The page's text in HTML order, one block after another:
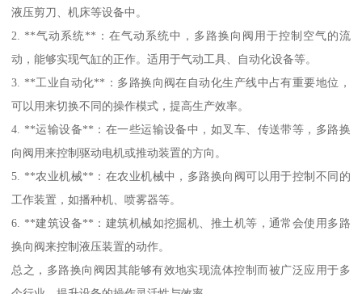
液压剪刀、机床等设备中。
2. **气动系统**：在气动系统中，多路换向阀用于控制空气的流
动，能够实现气缸的正作。适用于气动工具、自动化设备等。
3. **工业自动化**：多路换向阀在自动化生产线中占有重要地位，
可以用来切换不同的操作模式，提高生产效率。
4. **运输设备**：在一些运输设备中，如叉车、传送带等，多路换
向阀用来控制驱动电机或推动装置的方向。
5. **农业机械**：在农业机械中，多路换向阀可以用于控制不同的
工作装置，如播种机、喷雾器等。
6. **建筑设备**：建筑机械如挖掘机、推土机等，通常会使用多路
换向阀来控制液压装置的动作。
总之，多路换向阀因其能够有效地实现流体控制而被广泛应用于多